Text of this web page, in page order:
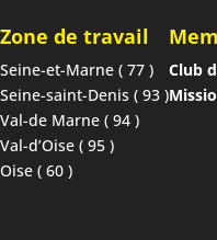
Zone de travail
Seine-et-Marne ( 77 )
Seine-saint-Denis ( 93 )
Val-de Marne ( 94 )
Val-d’Oise ( 95 )
Oise ( 60 )
Club